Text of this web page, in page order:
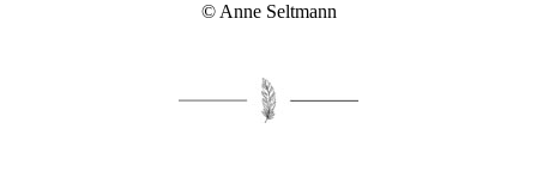
© Anne Seltmann